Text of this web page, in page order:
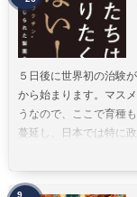
５日後に世界初の治験
から始まります。マス
うなので、ここで育種
蔓延し、日本では特に政
9